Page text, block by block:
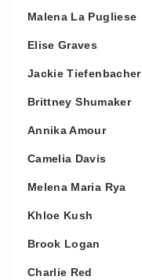
Malena La Pugliese
Elise Graves
Jackie Tiefenbacher
Brittney Shumaker
Annika Amour
Camelia Davis
Melena Maria Rya
Khloe Kush
Brook Logan
Charlie Red